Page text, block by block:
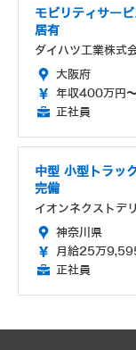
モビリティサー
居有
ダイハツ工業株式
大阪府
年収400万円
正社員
中型 小型トラッ
完備
イオンネクストデ
神奈川県
月給25万
正社員